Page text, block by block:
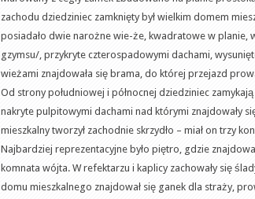
zachodu dziedziniec zamknięty był wielkim domem
posiadało dwie narożne wie-że, kwadratowe w planie,
gzymsu/, przykryte czterospadowymi dachami,
wieżami znajdowała się brama, do której przejazd
Od strony południowej i północnej dziedziniec
nakryte pulpitowymi dachami nad którymi znajdowały
mieszkalny tworzył zachodnie skrzydło – miał on trzy
Najbardziej reprezentacyjne było piętro, gdzie
komnata wójta. W refektarzu i kaplicy zachowały się
domu mieszkalnego znajdował się ganek dla straży,